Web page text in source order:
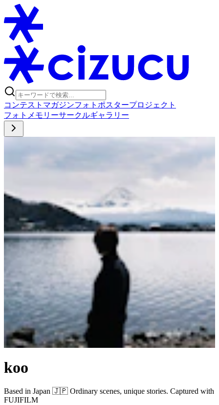
コンテスト マガジンフォトポスタープロジェクト
フォト メモリーサークルギャラリー
koo
Based in Japan 🇯🇵 Ordinary scenes, unique stories. Captured with
FUJIFILM